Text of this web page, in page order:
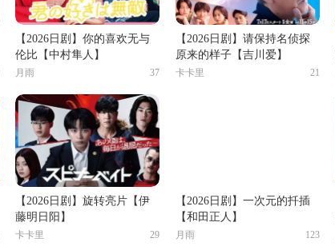
【2026日剧】你的喜欢无与
伦比【中村隼人】
37
月雨
【2026日剧】请保持名侦探
原来的样子【吉川爱】
21
卡卡里
【2026日剧】旋转亮片【伊
藤明日阳】
29
卡卡里
【2026日剧】一次元的扦插
【和田正人】
123
月雨